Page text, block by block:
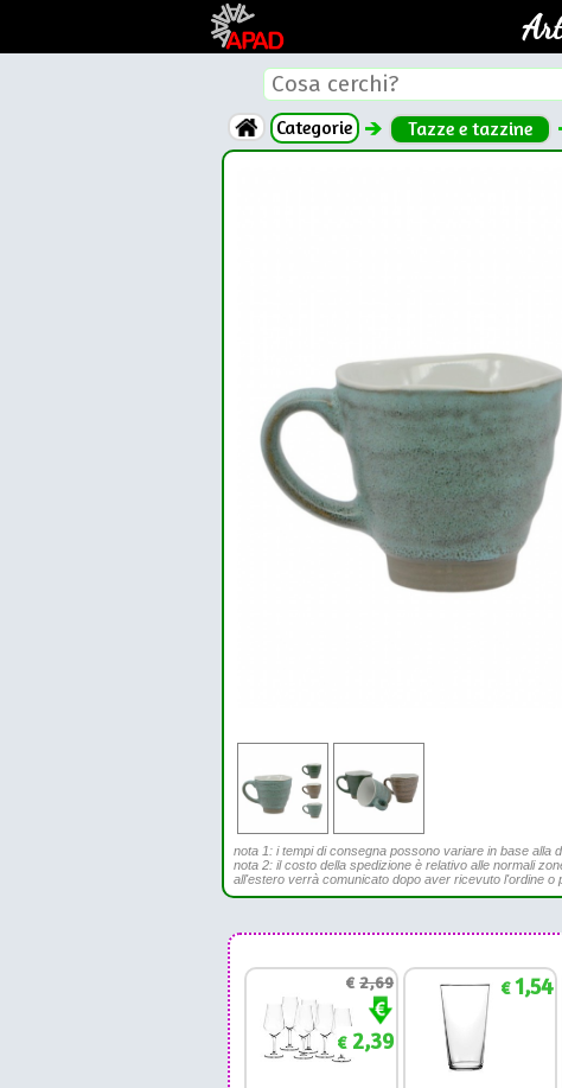
Categorie Tazze e tazzine
nota 1: i tempi di consegna possono variare in base alla
nota 2: il costo della spedizione è relativo alle normali
all'estero verrà comunicato dopo aver ricevuto l'ordine o
€2,69
€2,39
€1,54